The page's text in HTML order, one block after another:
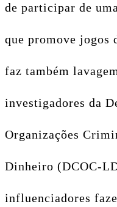
de participar de
que promove jogos
faz também
investigadores da
Organizações
Dinheiro (DCOC-
influenciadores